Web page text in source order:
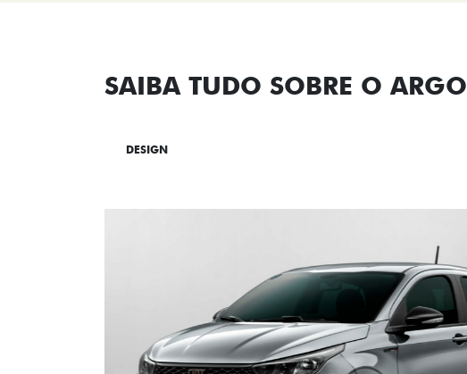
SAIBA TUDO SOBRE O ARGO
DESIGN